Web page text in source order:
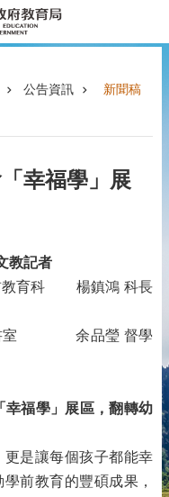
公告資訊 新聞稿
幸福學」展
教記者
教育科 楊鎮鴻 科長
書室 余品瑩 督學
幸福學」展區，翻轉幼
更是讓每個孩子都能幸
前教育的豐碩成果，